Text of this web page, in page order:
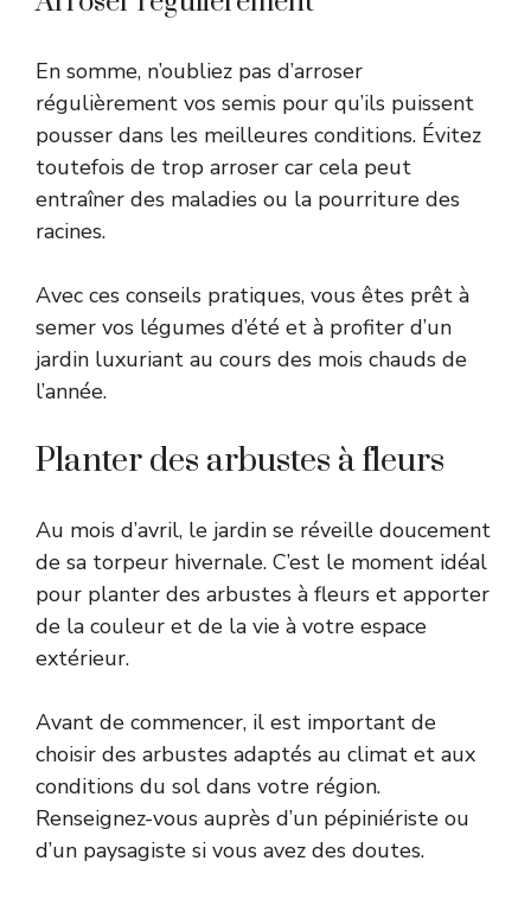
En somme, n’oubliez pas d’arroser
régulièrement vos semis pour qu’ils puissent
pousser dans les meilleures conditions. Évitez
toutefois de trop arroser car cela peut
entraîner des maladies ou la pourriture des
racines.
Avec ces conseils pratiques, vous êtes prêt à
semer vos légumes d’été et à profiter d’un
jardin luxuriant au cours des mois chauds de
l’année.
Planter des arbustes à fleurs
Au mois d’avril, le jardin se réveille doucement
de sa torpeur hivernale. C’est le moment idéal
pour planter des arbustes à fleurs et apporter
de la couleur et de la vie à votre espace
extérieur.
Avant de commencer, il est important de
choisir des arbustes adaptés au climat et aux
conditions du sol dans votre région.
Renseignez-vous auprès d’un pépiniériste ou
d’un paysagiste si vous avez des doutes.